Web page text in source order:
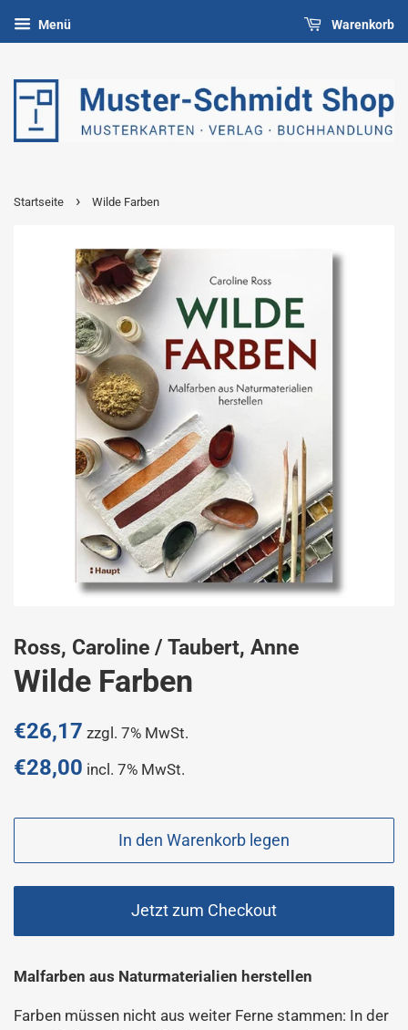
Menü Warenkorb
Startseite › Wilde Farben
Ross, Caroline / Taubert, Anne
Wilde Farben
Normaler
€26,17 zzgl. 7% MwSt.
€28,00 incl. 7% MwSt.
In den Warenkorb legen
Jetzt zum Checkout
Malfarben aus Naturmaterialien herstellen
Farben müssen nicht aus weiter Ferne stammen: In der